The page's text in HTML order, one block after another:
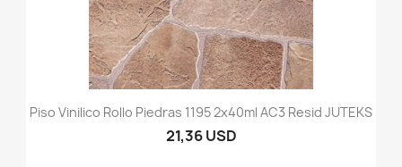
Piso Vinilico Rollo Piedras 1195 2x40ml AC3 Resid JUTEKS
21,36 USD